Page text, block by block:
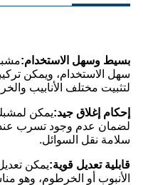
بسيط وسهل الاستخدام:
سهل الاستخدام، ويمكن
لتثبيت مختلف الأنابيب
إحكام إغلاق جيد:يمكن
لضمان عدم وجود تسرب
سلامة نقل السوائل.
قابلية تعديل قوية:يمكن
الأنبوب أو الخرطوم، وهو